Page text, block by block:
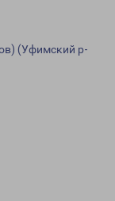
(Уфимский р-